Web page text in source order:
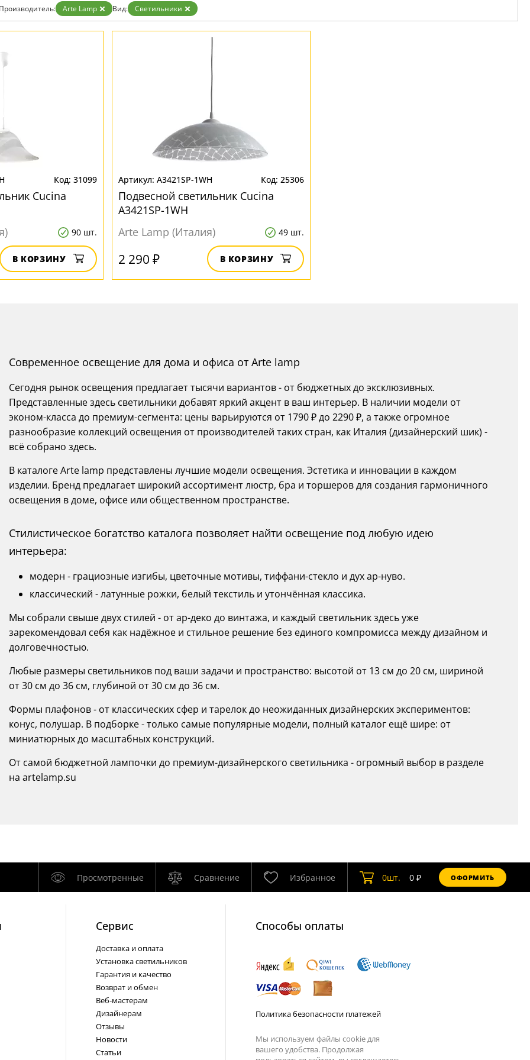
Бронза
Золото
Прозрачные
Производитель: Arte Lamp Вид: Светильники
31099
Cucina
90 шт.
В КОРЗИНУ
A3421SP-1WH 25306
Подвесной светильник Cucina
A3421SP-1WH
Arte Lamp (Италия)
49 шт.
2 290 ₽ В КОРЗИНУ
Современное освещение для дома и офиса от Arte lamp
Сегодня рынок освещения предлагает тысячи вариантов - от бюджетных до эксклюзивных.
Представленные здесь светильники добавят яркий акцент в ваш интерьер. В наличии модели от
эконом-класса до премиум-сегмента: цены варьируются от 1790 ₽ до 2290 ₽, а также огромное
разнообразие коллекций освещения от производителей таких стран, как Италия (дизайнерский шик) -
всё собрано здесь.
В каталоге Arte lamp представлены лучшие модели освещения. Эстетика и инновации в каждом
изделии. Бренд предлагает широкий ассортимент люстр, бра и торшеров для создания гармоничного
освещения в доме, офисе или общественном пространстве.
Стилистическое богатство каталога позволяет найти освещение под любую идею
интерьера:
модерн - грациозные изгибы, цветочные мотивы, тиффани-стекло и дух ар-нуво.
классический - латунные рожки, белый текстиль и утончённая классика.
Мы собрали свыше двух стилей - от ар-деко до винтажа, и каждый светильник здесь уже
зарекомендовал себя как надёжное и стильное решение без единого компромисса между дизайном и
долговечностью.
Любые размеры светильников под ваши задачи и пространство: высотой от 13 см до 20 см, шириной
от 30 см до 36 см, глубиной от 30 см до 36 см.
Формы плафонов - от классических сфер и тарелок до неожиданных дизайнерских экспериментов:
конус, полушар. В подборке - только самые популярные модели, полный каталог ещё шире: от
миниатюрных до масштабных конструкций.
От самой бюджетной лампочки до премиум-дизайнерского светильника - огромный выбор в разделе
на artelamp.su
Просмотренные Сравнение Избранное 0шт. 0₽ ОФОРМИТЬ
Cервис
Доставка и оплата
Установка светильников
Гарантия и качество
Возврат и обмен
Веб-мастерам
Дизайнерам
Отзывы
Новости
Статьи
Способы оплаты
Политика безопасности платежей
Мы используем файлы cookie для
вашего удобства. Продолжая